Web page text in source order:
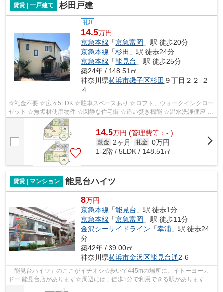
賃貸 | 一戸建て 杉田戸建
礼0
14.5万円
京急本線 「京急富岡 」駅 徒歩20分
京急本線 「杉田 」駅 徒歩24分
京急本線 「能見台 」駅 徒歩25分
築24年 / 148.51㎡
神奈川県横浜市磯子区杉田 ９丁目２２-２
４
☆礼金不要 ☆広々5LDK ☆駐車スペースあり ☆ロフト、ウォークインクロー
ゼット ☆無垢材使用物件 ☆閑静な住宅街 ☆追い焚き機能 ☆温水洗浄便座 ☆
食洗機 ☆システムキッチン ☆専用庭
14.5万円 (管理費等：- )
敷金 2ヶ月 礼金 0万円
1-2階 / 5LDK / 148.51㎡
賃貸 | マンション 能見台ハイツ
8万円
京急本線 「能見台 」駅 徒歩1分
京急本線 「京急富岡 」駅 徒歩11分
金沢シーサイドライン 「幸浦 」駅 徒歩24
分
築42年 / 39.00㎡
神奈川県横浜市金沢区能見台通2-6
「能見台ハイツ」のここがイチオシ☆歩いて445mの場所に、イトーヨーカ
ドー 能見台店があります☆周辺には、徒歩1分で利用できる駅があります☆
こちらの物件は陽当り良好です☆できるだけ...